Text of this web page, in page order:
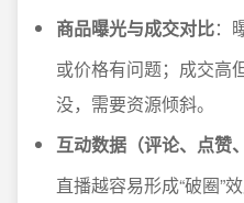
商品曝光与成交对比：
或价格有问题；成交高
没，需要资源倾斜。
互动数据（评论、点赞
直播越容易形成“破圈”